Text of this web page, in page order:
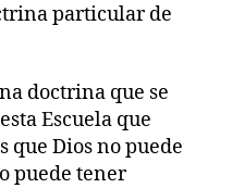
particular de
doctrina que se
Escuela que
que Dios no puede
puede tener